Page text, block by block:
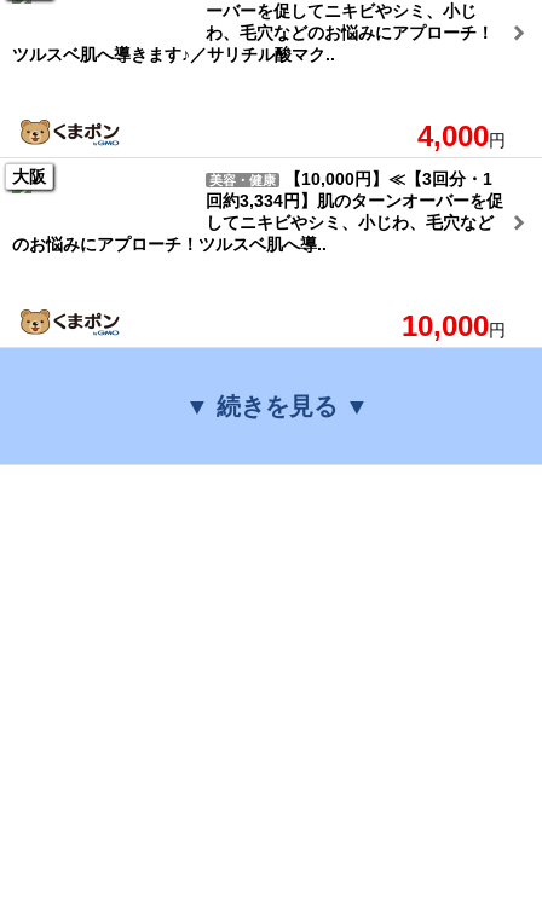
ーバーを促してニキビやシミ、小じ
わ、毛穴などのお悩みにアプローチ！
ツルスベ肌へ導きます♪／サリチル酸マク..
4,000円
大阪
美容・健康
【10,000円】≪【3回分・1
回約3,334円】肌のターンオーバーを促
してニキビやシミ、小じわ、毛穴など
のお悩みにアプローチ！ツルスベ肌へ導..
10,000円
▼ 続きを見る ▼